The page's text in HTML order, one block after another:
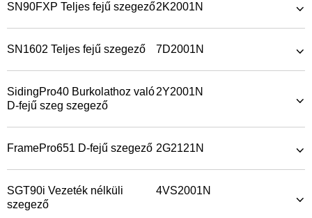
SN90FXP Teljes fejű szegező2K2001N
SN1602 Teljes fejű szegező 7D2001N
SidingPro40 Burkolathoz való
D-fejű szeg szegező
2Y2001N
FramePro651 D-fejű szegező 2G2121N
SGT90i Vezeték nélküli
szegező
4VS2001N